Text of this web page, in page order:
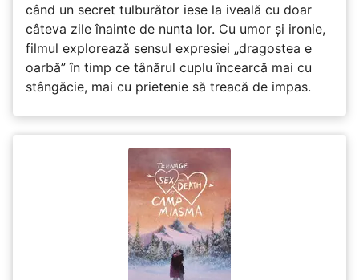
când un secret tulburător iese la iveală cu doar
câteva zile înainte de nunta lor. Cu umor și ironie,
filmul explorează sensul expresiei „dragostea e
oarbă” în timp ce tânărul cuplu încearcă mai cu
stângăcie, mai cu prietenie să treacă de impas.